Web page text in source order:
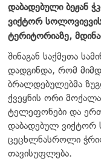
დაბადებული ბეჟან
ვიქტორ სოლოვიევის
ტერიტორიაზე,
შინაგან საქმეთა
დადგინდა, რომ
ბრალდებულებმა
ქვეყნის ორი
ტელეფონები და
დაბადებულ ვიქტორ
ცეცხლნასროლი
თავისუფლება.